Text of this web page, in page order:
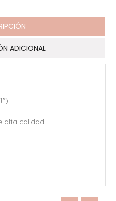
ADICIONAL
alta calidad.